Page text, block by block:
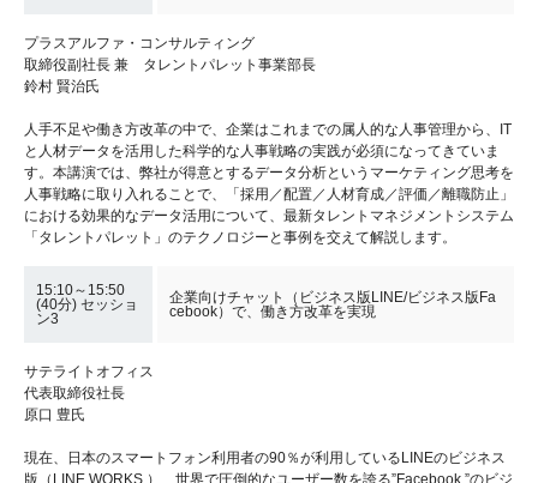
プラスアルファ・コンサルティング
取締役副社長 兼 タレントパレット事業部長
鈴村 賢治氏
人手不足や働き方改革の中で、企業はこれまでの属人的な人事管理から、IT
と人材データを活用した科学的な人事戦略の実践が必須になってきていま
す。本講演では、弊社が得意とするデータ分析というマーケティング思考を
人事戦略に取り入れることで、「採用／配置／人材育成／評価／離職防止」
における効果的なデータ活用について、最新タレントマネジメントシステム
「タレントパレット」のテクノロジーと事例を交えて解説します。
15:10～15:50
(40分) セッショ
ン3
企業向けチャット（ビジネス版LINE/ビジネス版Fa
cebook）で、働き方改革を実現
サテライトオフィス
代表取締役社長
原口 豊氏
現在、日本のスマートフォン利用者の90％が利用しているLINEのビジネス
版（LINE WORKS ）、世界で圧倒的なユーザー数を誇る”Facebook ”のビジ